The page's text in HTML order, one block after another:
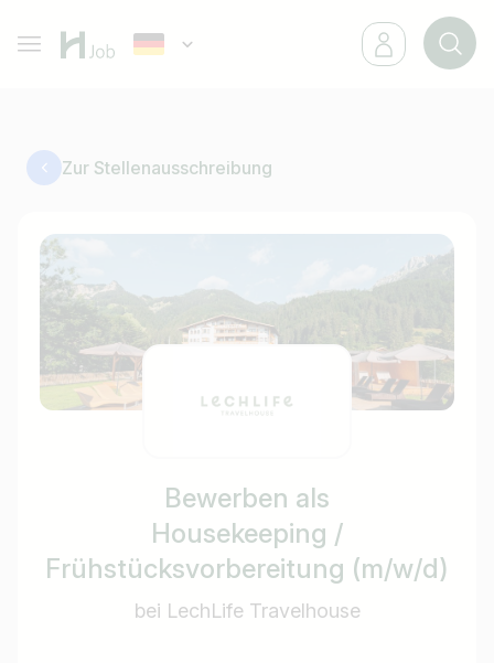
Zur Stellenausschreibung
Bewerben als
Housekeeping /
Frühstücksvorbereitung (m/w/d)
bei LechLife Travelhouse